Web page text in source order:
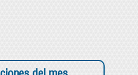
del mes